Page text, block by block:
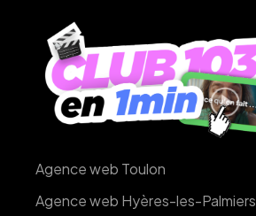
Agence web Toulon
Agence web Hyères-les-Palmiers